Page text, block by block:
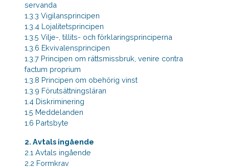
servanda
1.3.3 Vigilansprincipen
1.3.4 Lojalitetsprincipen
1.3.5 Vilje-, tillits- och förklaringsprinciperna
1.3.6 Ekvivalensprincipen
1.3.7 Principen om rättsmissbruk, venire contra
factum proprium
1.3.8 Principen om obehörig vinst
1.3.9 Förutsättningsläran
1.4 Diskriminering
1.5 Meddelanden
1.6 Partsbyte
2. Avtals ingående
2.1 Avtals ingående
2.2 Formkrav